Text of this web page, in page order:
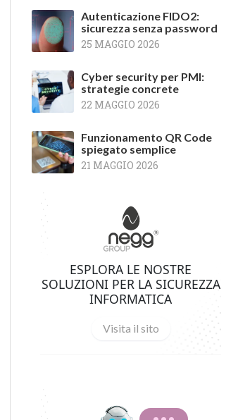
Autenticazione FIDO2:
sicurezza senza password
25 MAGGIO 2026
Cyber security per PMI:
strategie concrete
22 MAGGIO 2026
Funzionamento QR Code
spiegato semplice
21 MAGGIO 2026
ESPLORA LE NOSTRE
SOLUZIONI PER LA SICUREZZA
INFORMATICA
Visita il sito